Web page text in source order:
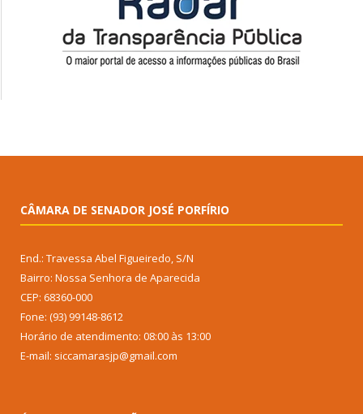
CÂMARA DE SENADOR JOSÉ PORFÍRIO
End.: Travessa Abel Figueiredo, S/N
Bairro: Nossa Senhora de Aparecida
CEP: 68360-000
Fone: (93) 99148-8612
Horário de atendimento: 08:00 às 13:00
E-mail: siccamarasjp@gmail.com